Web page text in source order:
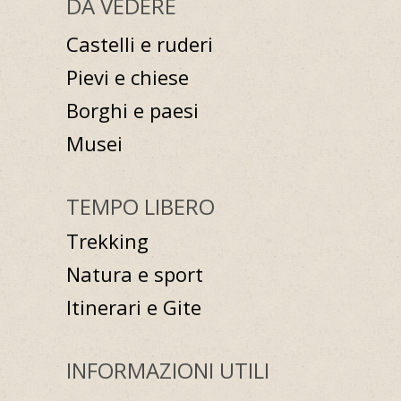
DA VEDERE
Castelli e ruderi
Pievi e chiese
Borghi e paesi
Musei
TEMPO LIBERO
Trekking
Natura e sport
Itinerari e Gite
INFORMAZIONI UTILI